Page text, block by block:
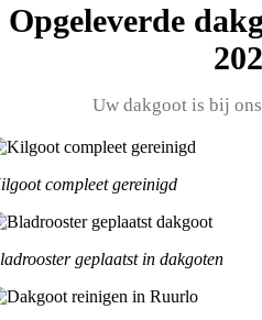
Opgeleverde
Uw dakgoot is bij
compleet gereinigd
geplaatst in dakgoten